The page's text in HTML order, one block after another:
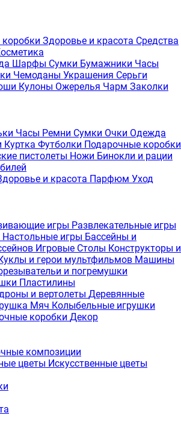
Здоровье и красота Средства
Шарфы Сумки Бумажники Часы
Чемоданы Украшения Серьги
Кулоны Ожерелья Чарм Заколки
Часы Ремни Сумки Очки Одежда
Куртка Футболки Подарочные коробки
пистолеты Ножи Бинокли и рации
и красота Парфюм Уход
игры Развлекательные игры
Настольные игры Бассейны и
Игровые Столы Конструкторы и
и герои мультфильмов Машины
и погремушки
Пластилины
и вертолеты Деревянные
Мяч Колыбельные игрушки
коробки Декор
композиции
цветы Искусственные цветы